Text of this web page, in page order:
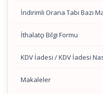
İndirimli Orana Tabi Bazı
İthalatçı Bilgi Formu
KDV İadesi / KDV İadesi
Makaleler